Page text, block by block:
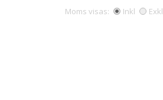
Moms visas: Inkl Exkl